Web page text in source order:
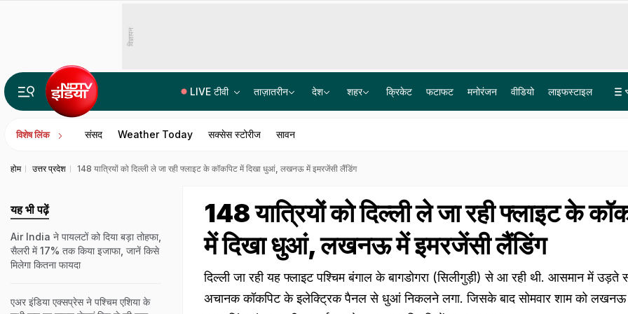
विज्ञापन
LIVE टीवी ताज़ातरीन देश शहर क्रिकेट फटाफट मनोरंजन वीडियो लाइफस्टाइल
विशेष लिंक संसद Weather Today सक्सेस स्टोरीज सावन
होम उत्तर प्रदेश 148 यात्रियों को दिल्ली ले जा रही फ्लाइट के कॉकपिट में दिखा धुआं, लखनऊ में इमरजेंसी लैंडिंग
148 यात्रियों को दिल्ली ले जा रही फ्लाइट के
में दिखा धुआं, लखनऊ में इमरजेंसी लैंडिंग
दिल्ली जा रही यह फ्लाइट पश्चिम बंगाल के बागडोगरा (सिलीगुड़ी) से आ रही थी. आसमान में उड़ते
अचानक कॉकपिट के इलेक्ट्रिक पैनल से धुआं निकलने लगा. जिसके बाद सोमवार शाम को लखनऊ
यह भी पढ़ें
Air India ने पायलटों को दिया बड़ा तोहफा,
सैलरी में 17% तक किया इजाफा, जानें किसे
मिलेगा कितना फायदा
एअर इंडिया एक्सप्रेस ने पश्चिम एशिया के